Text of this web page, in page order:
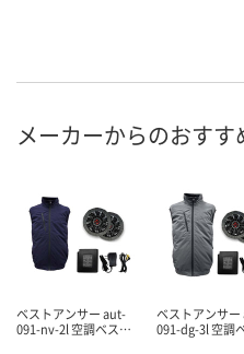
メーカーからのおすす
ベストアンサー aut-
091-nv-2l 空調ベス…
ベストアンサ
091-dg-3l 空調